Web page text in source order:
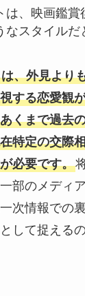
は、映画鑑賞
なスタイルだ
、外見より
する恋愛観
くまで過去
特定の交際
必要です。
部のメディ
次情報での
して捉える